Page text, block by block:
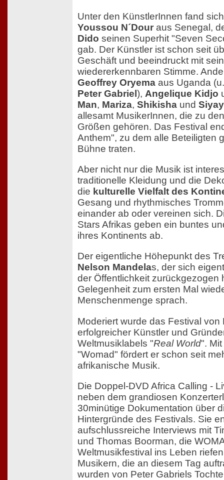
Unter den KünstlerInnen fand
Youssou N´Dour aus Senegal,
Dido seinen Superhit "Seven
gab. Der Künstler ist schon seit
Geschäft und beeindruckt mit
wiedererkennbaren Stimme.
Geoffrey Oryema aus Uganda
Peter Gabriel), Angelique Kidjo
Man, Mariza, Shikisha und
allesamt MusikerInnen, die zu
Größen gehören. Das Festival
Anthem", zu dem alle Beteiligten
Bühne traten.
Aber nicht nur die Musik ist
traditionelle Kleidung und die
die kulturelle Vielfalt des
Gesang und rhythmisches
einander ab oder vereinen sich.
Stars Afrikas geben ein buntes
ihres Kontinents ab.
Der eigentliche Höhepunkt des
Nelson Mandelas, der sich
der Öffentlichkeit zurückgezogen
Gelegenheit zum ersten Mal
Menschenmenge sprach.
Moderiert wurde das Festival von
erfolgreicher Künstler und
Weltmusiklabels "Real World".
"Womad" fördert er schon seit
afrikanische Musik.
Die Doppel-DVD Africa Calling -
neben dem grandiosen
30minütige Dokumentation über
Hintergründe des Festivals. Sie
aufschlussreiche Interviews mit
und Thomas Boorman, die
Weltmusikfestival ins Leben
Musikern, die an diesem Tag
wurden von Peter Gabriels